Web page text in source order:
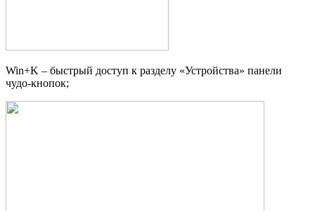
Win+K – быстрый доступ к разделу «Устройства» панели
чудо-кнопок;